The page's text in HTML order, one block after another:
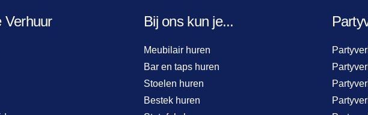
Verhuur Bij ons kun je...
Meubilair huren
Bar en taps huren
Stoelen huren
Bestek huren